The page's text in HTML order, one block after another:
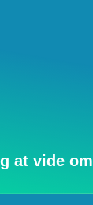
at vide om